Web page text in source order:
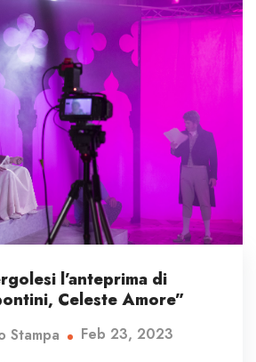
l’anteprima di
Celeste Amore”
Stampa Feb 23, 2023